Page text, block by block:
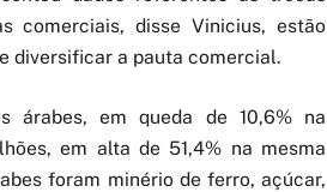
comerciais, disse Vinicius, estão
diversificar a pauta comercial.
árabes, em queda de 10,6% na
em alta de 51,4% na mesma
foram minério de ferro, açúcar,